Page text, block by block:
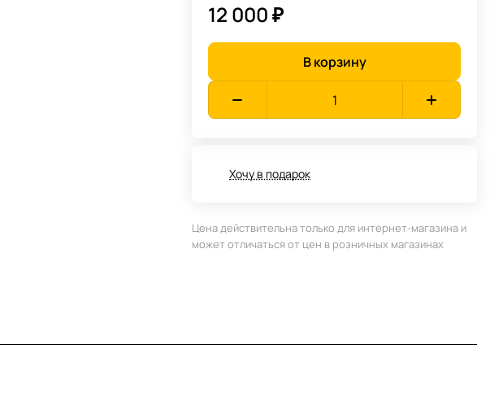
12 000 ₽
В корзину
Хочу в подарок
Цена действительна только для интернет-магазина и
может отличаться от цен в розничных магазинах